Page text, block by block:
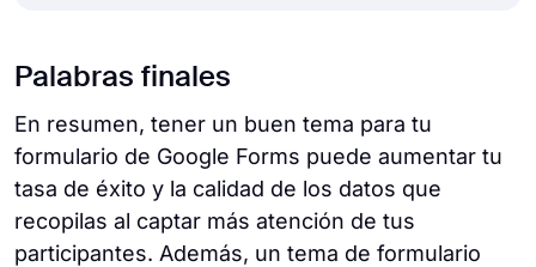
Además, puedes buscar ejemplos de
coordinaciones de colores fancy de Google
Forms en internet y experimentar con ellos
personalizando estas coordinaciones
preestablecidas a tu gusto.
más temas de Google, puedes usar
aplicaciones y complementos de terceros
para obtener más temas. Para acceder a las
opciones de terceros, haz clic en el icono de
rompecabezas en la parte superior derecha
de la página y busca temas.
Palabras finales
En resumen, tener un buen tema para tu
formulario de Google Forms puede aumentar tu
tasa de éxito y la calidad de los datos que
recopilas al captar más atención de tus
participantes. Además, un tema de formulario